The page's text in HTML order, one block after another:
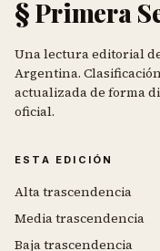
§ Primera
Una lectura editorial
Argentina.
actualizada de forma
oficial.
ESTA EDICIÓN
Alta trascendencia
Media trascendencia
Baja trascendencia